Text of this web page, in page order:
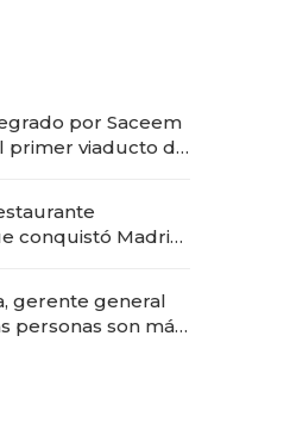
por Saceem
primer viaducto de
conquistó Madrid:
prepara apertura
gerente general
personas son más